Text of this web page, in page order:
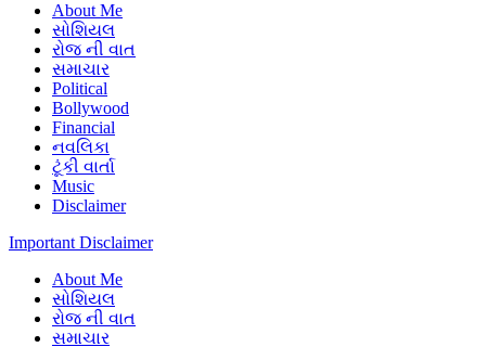
About Me
સોશિયલ
રોજ ની વાત
સમાચાર
Political
Bollywood
Financial
નવલિકા
ટૂંકી વાર્તા
Music
Disclaimer
Important Disclaimer
About Me
સોશિયલ
રોજ ની વાત
સમાચાર